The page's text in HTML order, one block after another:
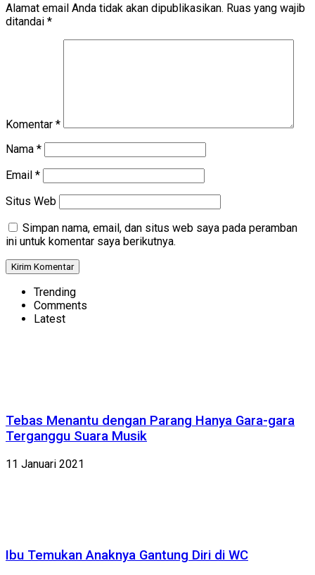
Alamat email Anda tidak akan dipublikasikan. Ruas yang wajib
ditandai *
Komentar *
Nama *
Email *
Situs Web
Simpan nama, email, dan situs web saya pada peramban
ini untuk komentar saya berikutnya.
Trending
Comments
Latest
Tebas Menantu dengan Parang Hanya Gara-gara
Terganggu Suara Musik
11 Januari 2021
Ibu Temukan Anaknya Gantung Diri di WC